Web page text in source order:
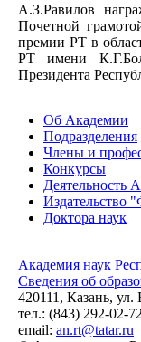
А.З.Равилов
Почетной
премии РТ в
РТ имени
Президента
Об Академии
Подразделения
Члены и
Конкурсы
Деятельность
Издательство
Доктора наук
Академия наук
Сведения об
420111, Казань, ул.
тел.: (843) 292-02-72
email: an.rt@tatar.ru